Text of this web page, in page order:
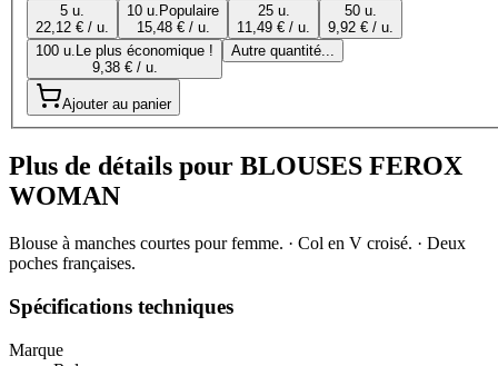
5 u.
22,12 € / u.
10 u. Populaire
15,48 € / u.
25 u.
11,49 € / u.
50 u.
9,92 € / u.
100 u. Le plus économique !
9,38 € / u.
Autre quantité...
Ajouter au panier
Plus de détails pour BLOUSES FEROX
WOMAN
Blouse à manches courtes pour femme. · Col en V croisé. · Deux
poches françaises.
Spécifications techniques
Marque